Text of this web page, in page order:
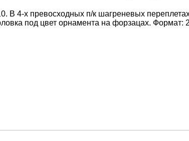
В 4-х превосходных п/к шагреневых
под цвет орнамента на форзацах. Формат: